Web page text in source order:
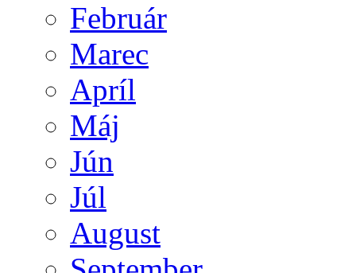
Február
Marec
Apríl
Máj
Jún
Júl
August